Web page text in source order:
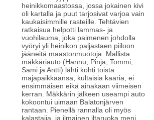
heinikkomaastossa, jossa jokainen kivi
oli kartalla ja puut tarjosivat varjoa vain
kaukaisimmille rasteille. Tehtävien
ratkaisua helpotti lammas- ja
vuohilauma, joka paimenen johdolla
vyöryi yli heinikon paljastaen piiloon
jääneitä maastonmuotoja. Mallista
mäkkäriauto (Hannu, Pinja, Tommi,
Sami ja Antti) lähti kohti toista
majapaikkaansa, kultaisia kaaria, ei
ensimmäisen eikä ainakaan viimeisen
kerran. Mäkkärin jälkeen useampi auto
kokoontui uimaan Balatonjärven
rantaan. Pienellä rannalla oli myös
kalastajia, ja ilmainen iltaruoka meni